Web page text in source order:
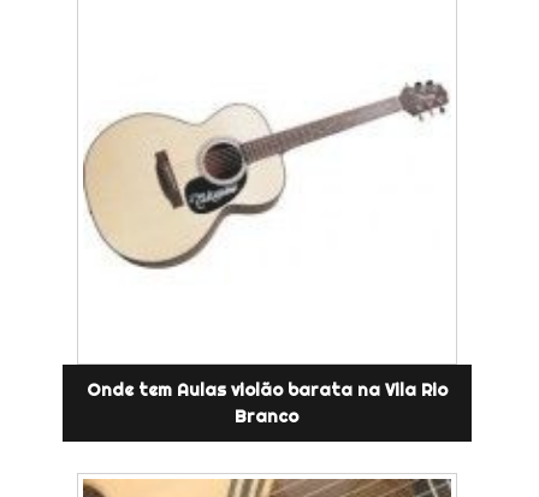
Onde tem Aulas violão barata na Vila Rio
Branco